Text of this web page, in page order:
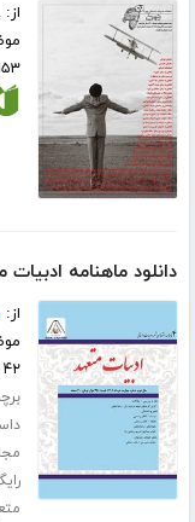
از:
۱۵۳
دانلود ماهنامه ادبیات
از:
۴۲ صفحه